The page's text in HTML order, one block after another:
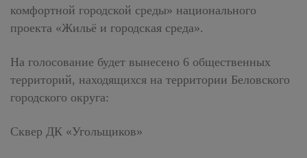
комфортной городской среды» национального
проекта «Жильё и городская среда».
На голосование будет вынесено 6 общественных
территорий, находящихся на территории Беловского
городского округа:
Сквер ДК «Угольщиков»